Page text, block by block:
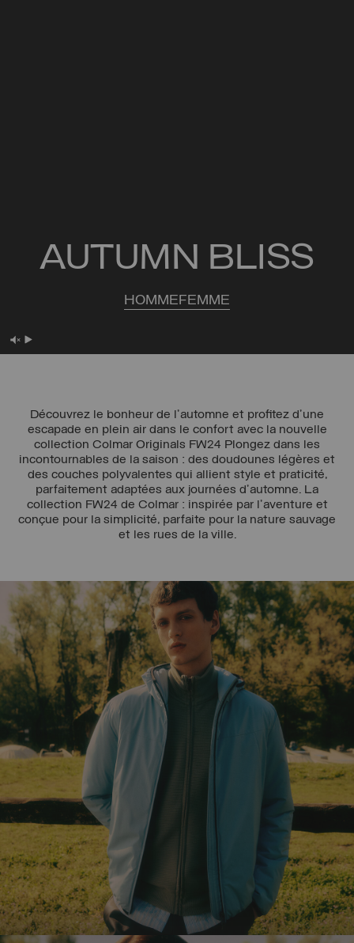
AUTUMN BLISS
HOMMEFEMME
Découvrez le bonheur de l'automne et profitez d'une
escapade en plein air dans le confort avec la nouvelle
collection Colmar Originals FW24 Plongez dans les
incontournables de la saison : des doudounes légères et
des couches polyvalentes qui allient style et praticité,
parfaitement adaptées aux journées d'automne. La
collection FW24 de Colmar : inspirée par l'aventure et
conçue pour la simplicité, parfaite pour la nature sauvage
et les rues de la ville.